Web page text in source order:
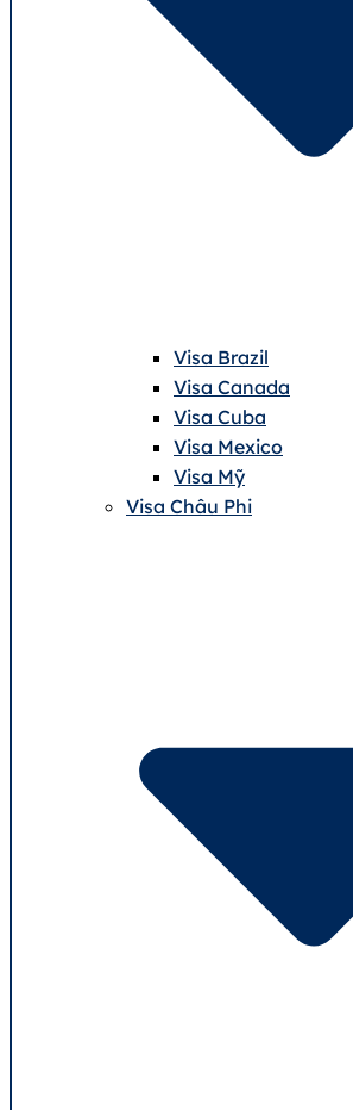
Visa Brazil
Visa Canada
Visa Cuba
Visa Mexico
Visa Mỹ
Visa Châu Phi